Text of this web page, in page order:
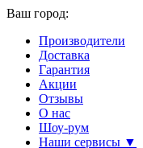
Ваш город:
Производители
Доставка
Гарантия
Акции
Отзывы
О нас
Шоу-рум
Наши сервисы ▼